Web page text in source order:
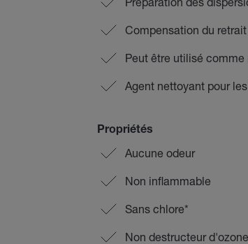
Compensation du
Peut être utilisé
Agent nettoyant pour
Propriétés
Aucune odeur
Non inflammable
Sans chlore*
Non destructeur d'ozone